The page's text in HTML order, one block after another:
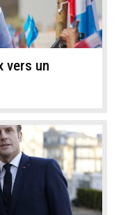
vers un